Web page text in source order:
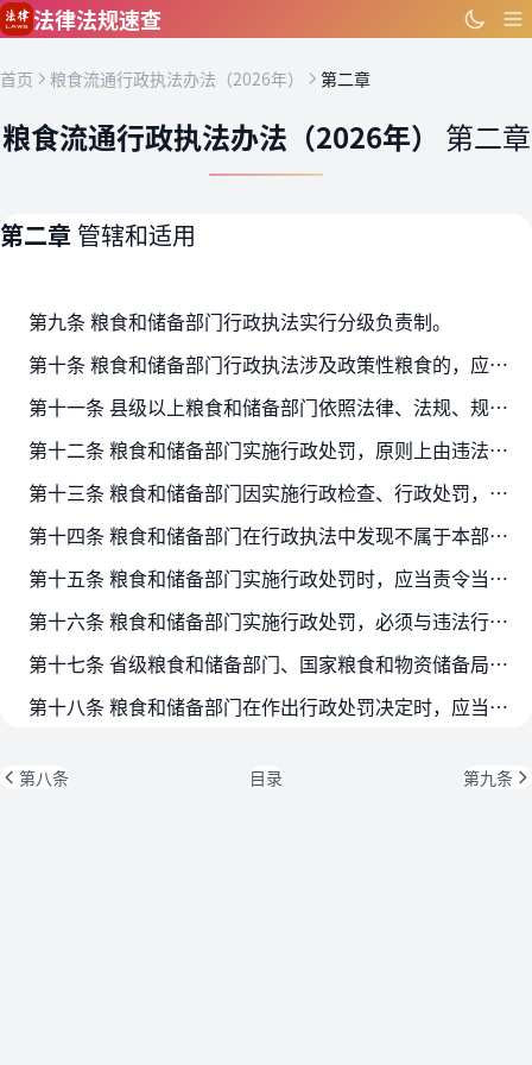
跳到主要内容
法律法规速查
首页 粮食流通行政执法办法（2026年） 第二章
粮食流通行政执法办法（2026年） 第二章
第二章 管辖和适用
第九条 粮食和储备部门行政执法实行分级负责制。
第十条 粮食和储备部门行政执法涉及政策性粮食的，应当结合粮食权属及性质开展。
第十一条 县级以上粮食和储备部门依照法律、法规、规章的规定，可以在法定权限内书面委托符合法定条件的粮食安全保障机构或者其他组织实施行政检查、行政处罚。
第十二条 粮食和储备部门实施行政处罚，原则上由违法行为发生地的县级以上粮食和储备部门管辖。法律、行政法规另有规定的，从其规定。
第十三条 粮食和储备部门因实施行政检查、行政处罚，需要有关机关协助的，应当出具协助调查函，明确合理的协助办理期限。
第十四条 粮食和储备部门在行政执法中发现不属于本部门管辖的涉嫌违法违规的行为，应当及时向有管辖权的相关部门移送违法线索。
第十五条 粮食和储备部门实施行政处罚时，应当责令当事人改正或者限期改正违法行为。
第十六条 粮食和储备部门实施行政处罚，必须与违法行为的事实、性质、情节以及社会危害程度相当。违法行为具有法律、法规、规章规定的从轻、减轻或者不予行政处罚情形的，依照其规定…
第十七条 省级粮食和储备部门、国家粮食和物资储备局垂直管理局应当参照本办法，结合地区实际制定并公开行政处罚裁量基准，包括违法行为、法定依据、裁量阶次、适用条件和具体标准等…
第十八条 粮食和储备部门在作出行政处罚决定时，应当遵循处罚法定、公正公开、过罚相当、处罚与教育相结合、包容审慎的原则，正确行使粮食流通行政处罚裁量权，保障当事人的陈述、申…
第八条 目录 第九条